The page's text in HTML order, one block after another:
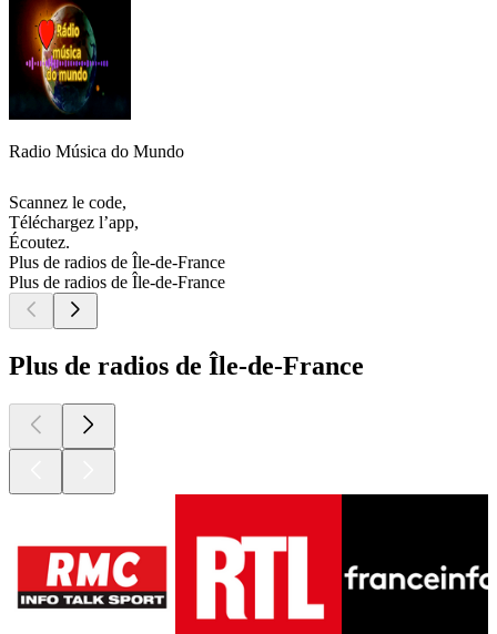
Radio Música do Mundo
Scannez le code,
Téléchargez l’app,
Écoutez.
Plus de radios de Île-de-France
Plus de radios de Île-de-France
Plus de radios de Île-de-France